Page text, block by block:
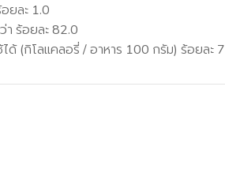
ยละ 1.0
า ร้อยละ 82.0
ด้ (กิโลแคลอรี่ / อาหาร 100 กรัม) ร้อยละ